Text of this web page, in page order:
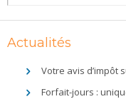
Actualités
Votre avis d’impôt
Forfait-jours :